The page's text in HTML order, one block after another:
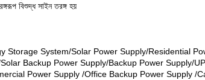
বিশুদ্ধ সাইন তরঙ্গ হয়
Storage System/Solar Power Supply/Residential
Backup Power Supply/Backup Power Supply/
Power Supply /Office Backup Power Supply /